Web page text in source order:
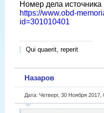
Номер дела
https://www.obd-
id=301010401
Qui quaerit, reperit
Назаров
Дата: Четверг, 30 Ноября